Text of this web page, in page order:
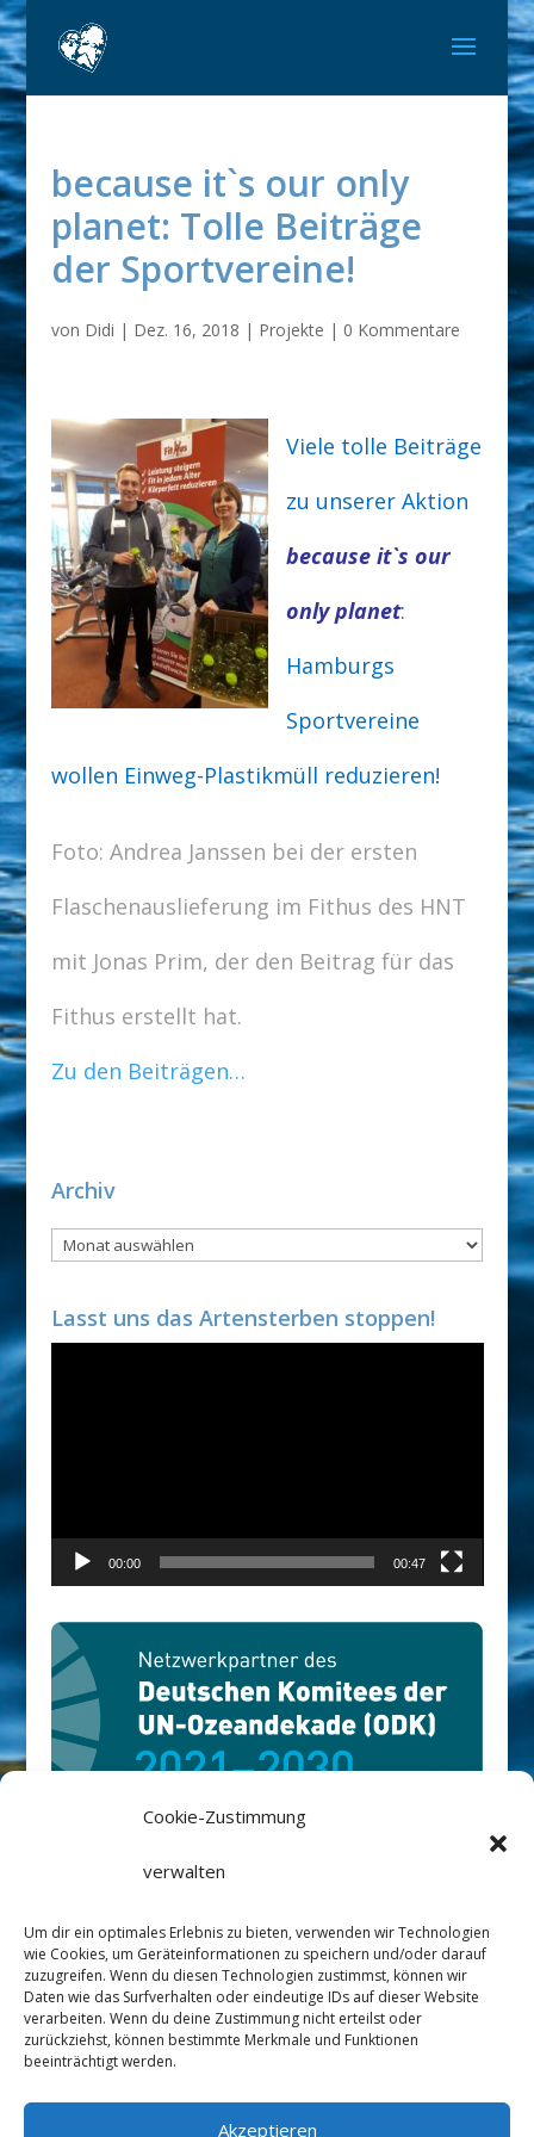
Cookie-Zustimmung
verwalten
Um dir ein optimales Erlebnis zu bieten, verwenden wir Technologien
wie Cookies, um Geräteinformationen zu speichern und/oder darauf
zuzugreifen. Wenn du diesen Technologien zustimmst, können wir
Daten wie das Surfverhalten oder eindeutige IDs auf dieser Website
verarbeiten. Wenn du deine Zustimmung nicht erteilst oder
zurückziehst, können bestimmte Merkmale und Funktionen
beeinträchtigt werden.
Akzeptieren
because it`s our only
planet: Tolle Beiträge
der Sportvereine!
von Didi | Dez. 16, 2018 | Projekte | 0 Kommentare
Viele tolle Beiträge
zu unserer Aktion
because it`s our
only planet:
Hamburgs
Sportvereine
wollen Einweg-Plastikmüll reduzieren!
Foto: Andrea Janssen bei der ersten
Flaschenauslieferung im Fithus des HNT
mit Jonas Prim, der den Beitrag für das
Fithus erstellt hat.
Zu den Beiträgen…
Archiv
Archiv
Lasst uns das Artensterben stoppen!
00:00 00:47
Komitees://ozeandekade.de/
Datenschutz Impressum Satzung